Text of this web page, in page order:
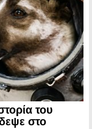
του
στο